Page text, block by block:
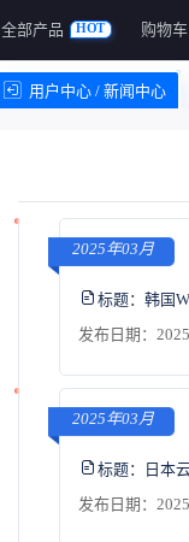
全部产品 HOT 购物车
用户中心 / 新闻中心
2025年03月
标题： 韩国
发布日期：
2025年03月
标题：
日本
发布日期：